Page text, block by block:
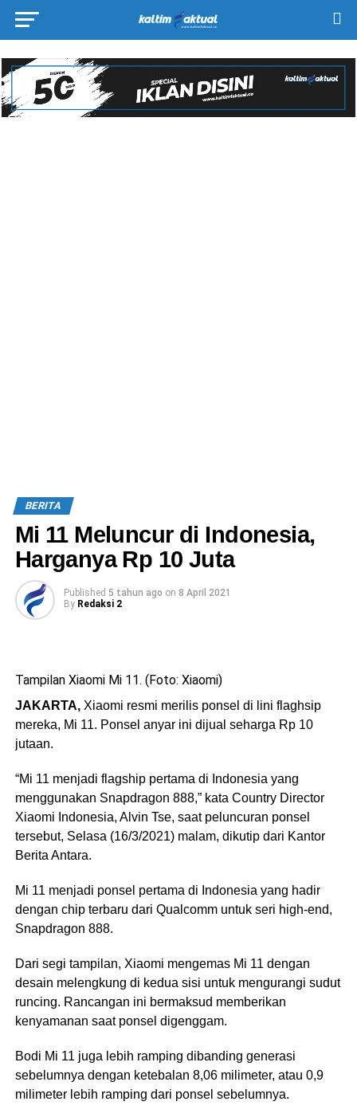
BERITA
Mi 11 Meluncur di Indonesia,
Harganya Rp 10 Juta
Published 5 tahun ago on 8 April 2021
By Redaksi 2
Tampilan Xiaomi Mi 11. (Foto: Xiaomi)
JAKARTA, Xiaomi resmi merilis ponsel di lini flaghsip
mereka, Mi 11. Ponsel anyar ini dijual seharga Rp 10
jutaan.
“Mi 11 menjadi flagship pertama di Indonesia yang
menggunakan Snapdragon 888,” kata Country Director
Xiaomi Indonesia, Alvin Tse, saat peluncuran ponsel
tersebut, Selasa (16/3/2021) malam, dikutip dari Kantor
Berita Antara.
Mi 11 menjadi ponsel pertama di Indonesia yang hadir
dengan chip terbaru dari Qualcomm untuk seri high-end,
Snapdragon 888.
Dari segi tampilan, Xiaomi mengemas Mi 11 dengan
desain melengkung di kedua sisi untuk mengurangi sudut
runcing. Rancangan ini bermaksud memberikan
kenyamanan saat ponsel digenggam.
Bodi Mi 11 juga lebih ramping dibanding generasi
sebelumnya dengan ketebalan 8,06 milimeter, atau 0,9
milimeter lebih ramping dari ponsel sebelumnya.